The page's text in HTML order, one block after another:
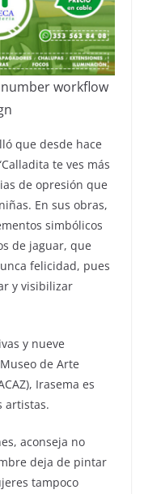
workflow
que desde hace
te ves más
de opresión que
En sus obras,
simbólicos
de jaguar, que
felicidad, pues
y visibilizar
y nueve
de Arte
Irasema es
artistas.
aconseja no
deja de pintar
tampoco